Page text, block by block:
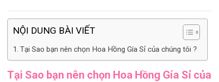
NỘI DUNG BÀI VIẾT
Tại Sao bạn nên chọn Hoa Hồng Gía Sỉ của chúng tôi ?
Tại Sao bạn nên chọn Hoa Hồng Gía Sỉ của